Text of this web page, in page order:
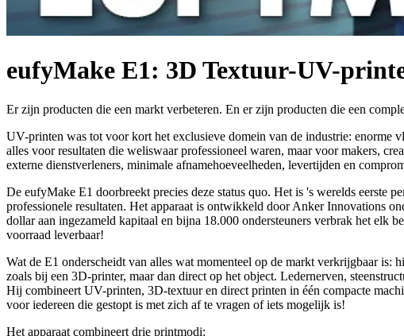
eufyMake E1: 3D Textuur-UV-
Er zijn producten die een markt verbeteren. En er zijn producten die een
UV-printen was tot voor kort het exclusieve domein van de industrie: enorme
alles voor resultaten die weliswaar professioneel waren, maar voor makers,
externe dienstverleners, minimale afnamehoeveelheden, levertijden en
De eufyMake E1 doorbreekt precies deze status quo. Het is 's werelds
professionele resultaten. Het apparaat is ontwikkeld door Anker Innovations
dollar aan ingezameld kapitaal en bijna 18.000 ondersteuners verbrak het
voorraad leverbaar!
Wat de E1 onderscheidt van alles wat momenteel op de markt verkrijgbaar
zoals bij een 3D-printer, maar dan direct op het object. Ledernerven,
Hij combineert UV-printen, 3D-textuur en direct printen in één compacte
voor iedereen die gestopt is met zich af te vragen of iets mogelijk is!
Het apparaat combineert drie printmodi: